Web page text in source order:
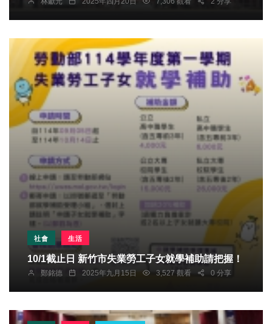
社會 生活
10/1截止日 新竹市失業勞工子女就學補助請把握！
鄭銘德 2025年九月15日 3,527 觀看 0 分享